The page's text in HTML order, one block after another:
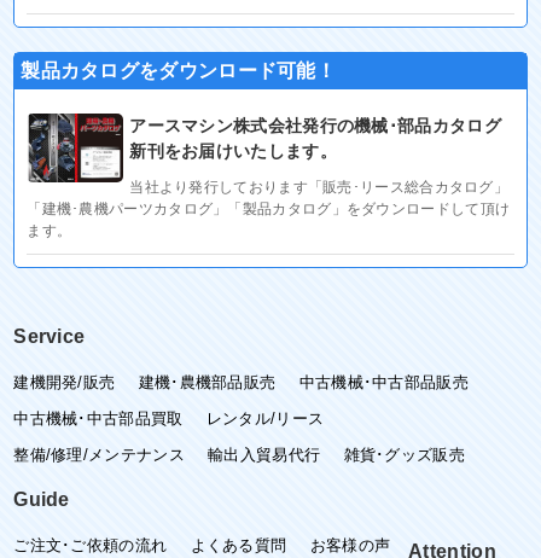
製品カタログをダウンロード可能！
アースマシン株式会社発行の機械･部品カタログ
新刊をお届けいたします。
当社より発行しております「販売･リース総合カタログ」
「建機･農機パーツカタログ」「製品カタログ」をダウンロードして頂け
ます。
Service
建機開発/販売 建機･農機部品販売
中古機械･中古部品販売
中古機械･中古部品買取
レンタル/リース
整備/修理/メンテナンス
輸出入貿易代行 雑貨･グッズ販売
Guide
ご注文･ご依頼の流れ よくある質問 お客様の声 Attention